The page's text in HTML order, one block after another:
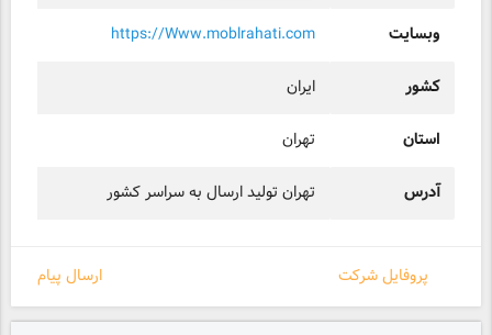
وبسایت https://Www.moblrahati.com
کشور ایران
استان تهران
آدرس تهران تولید ارسال به سراسر کشور
ارسال پیام پروفایل شرکت